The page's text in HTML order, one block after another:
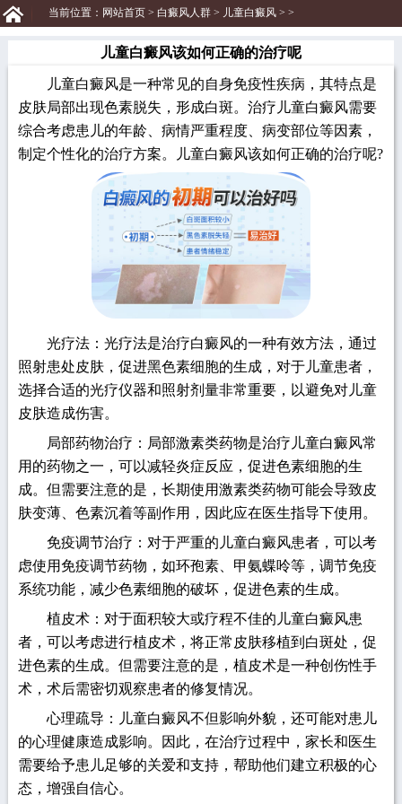
当前位置： 网站首页> 白癜风人群> 儿童白癜风> >
儿童白癜风该如何正确的治疗呢
儿童白癜风是一种常见的自身免疫性疾病，其特点是
皮肤局部出现色素脱失，形成白斑。治疗儿童白癜风需要
综合考虑患儿的年龄、病情严重程度、病变部位等因素，
制定个性化的治疗方案。儿童白癜风该如何正确的治疗呢?
光疗法：光疗法是治疗白癜风的一种有效方法，通过
照射患处皮肤，促进黑色素细胞的生成，对于儿童患者，
选择合适的光疗仪器和照射剂量非常重要，以避免对儿童
皮肤造成伤害。
局部药物治疗：局部激素类药物是治疗儿童白癜风常
用的药物之一，可以减轻炎症反应，促进色素细胞的生
成。但需要注意的是，长期使用激素类药物可能会导致皮
肤变薄、色素沉着等副作用，因此应在医生指导下使用。
免疫调节治疗：对于严重的儿童白癜风患者，可以考
虑使用免疫调节药物，如环孢素、甲氨蝶呤等，调节免疫
系统功能，减少色素细胞的破坏，促进色素的生成。
植皮术：对于面积较大或疗程不佳的儿童白癜风患
者，可以考虑进行植皮术，将正常皮肤移植到白斑处，促
进色素的生成。但需要注意的是，植皮术是一种创伤性手
术，术后需密切观察患者的修复情况。
心理疏导：儿童白癜风不但影响外貌，还可能对患儿
的心理健康造成影响。因此，在治疗过程中，家长和医生
需要给予患儿足够的关爱和支持，帮助他们建立积极的心
态，增强自信心。